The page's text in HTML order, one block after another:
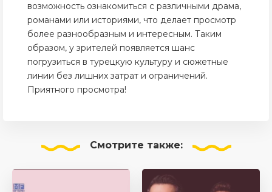
возможность ознакомиться с различными драма,
романами или историями, что делает просмотр
более разнообразным и интересным. Таким
образом, у зрителей появляется шанс
погрузиться в турецкую культуру и сюжетные
линии без лишних затрат и ограничений.
Приятного просмотра!
Смотрите также: